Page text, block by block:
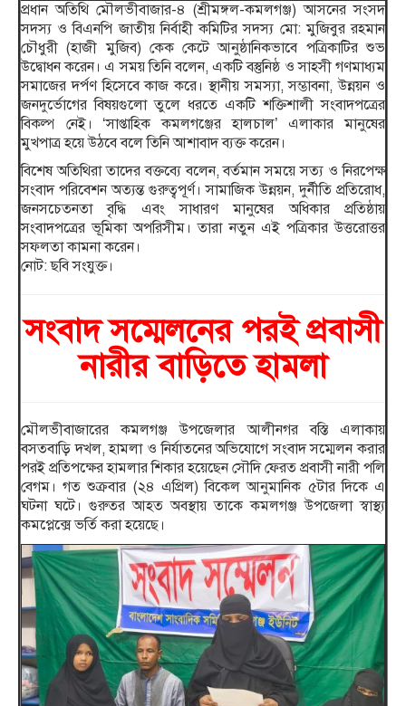
প্রধান অতিথি মৌলভীবাজার-৪ (শ্রীমঙ্গল-কমলগঞ্জ) আসনের সংসদ
সদস্য ও বিএনপি জাতীয় নির্বাহী কমিটির সদস্য মো: মুজিবুর রহমান
চৌধুরী (হাজী মুজিব) কেক কেটে আনুষ্ঠানিকভাবে পত্রিকাটির শুভ
উদ্বোধন করেন। এ সময় তিনি বলেন, একটি বস্তুনিষ্ঠ ও সাহসী গণমাধ্যম
সমাজের দর্পণ হিসেবে কাজ করে। স্থানীয় সমস্যা, সম্ভাবনা, উন্নয়ন ও
জনদুর্ভোগের বিষয়গুলো তুলে ধরতে একটি শক্তিশালী সংবাদপত্রের
বিকল্প নেই। ‘সাপ্তাহিক কমলগঞ্জের হালচাল’ এলাকার মানুষের
মুখপাত্র হয়ে উঠবে বলে তিনি আশাবাদ ব্যক্ত করেন।
বিশেষ অতিথিরা তাদের বক্তব্যে বলেন, বর্তমান সময়ে সত্য ও নিরপেক্ষ
সংবাদ পরিবেশন অত্যন্ত গুরুত্বপূর্ণ। সামাজিক উন্নয়ন, দুর্নীতি প্রতিরোধ,
জনসচেতনতা বৃদ্ধি এবং সাধারণ মানুষের অধিকার প্রতিষ্ঠায়
সংবাদপত্রের ভূমিকা অপরিসীম। তারা নতুন এই পত্রিকার উত্তরোত্তর
সফলতা কামনা করেন।
নোট: ছবি সংযুক্ত।
সংবাদ সম্মেলনের পরই প্রবাসী
নারীর বাড়িতে হামলা
মৌলভীবাজারের কমলগঞ্জ উপজেলার আলীনগর বস্তি এলাকায়
বসতবাড়ি দখল, হামলা ও নির্যাতনের অভিযোগে সংবাদ সম্মেলন করার
পরই প্রতিপক্ষের হামলার শিকার হয়েছেন সৌদি ফেরত প্রবাসী নারী পলি
বেগম। গত শুক্রবার (২৪ এপ্রিল) বিকেল আনুমানিক ৫টার দিকে এ
ঘটনা ঘটে। গুরুতর আহত অবস্থায় তাকে কমলগঞ্জ উপজেলা স্বাস্থ্য
কমপ্লেক্সে ভর্তি করা হয়েছে।